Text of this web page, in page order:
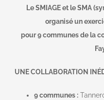
Le SMIAGE et le SMA
organisé un
pour 9 communes de la
UNE COLLABORATION IN É
9 communes :